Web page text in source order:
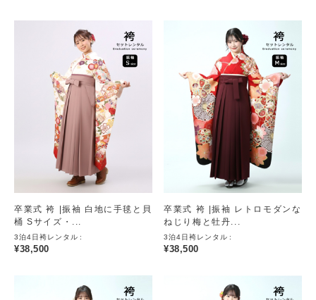
卒業式 袴 |振袖 白地に手毬と貝
桶 Sサイズ・...
3泊4日袴レンタル
¥38,500
卒業式 袴 |振袖 レトロモダンな
ねじり梅と牡丹...
3泊4日袴レンタル
¥38,500